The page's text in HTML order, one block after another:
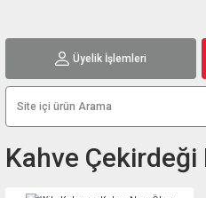
Üyelik İşlemleri
Kahve Çekirdeği